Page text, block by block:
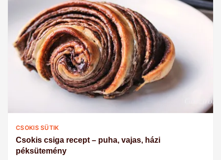
CSOKIS SÜTIK
Csokis csiga recept – puha, vajas, házi
péksütemény